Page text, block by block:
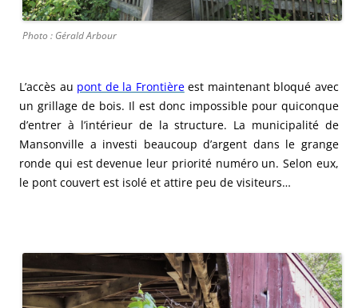
Photo : Gérald Arbour
L’accès au pont de la Frontièreest maintenant bloqué avec
un grillage de bois. Il est donc impossible pour quiconque
d’entrer à l’intérieur de la structure. La municipalité de
Mansonville a investi beaucoup d’argent dans le grange
ronde qui est devenue leur priorité numéro un. Selon eux,
le pont couvert est isolé et attire peu de visiteurs…